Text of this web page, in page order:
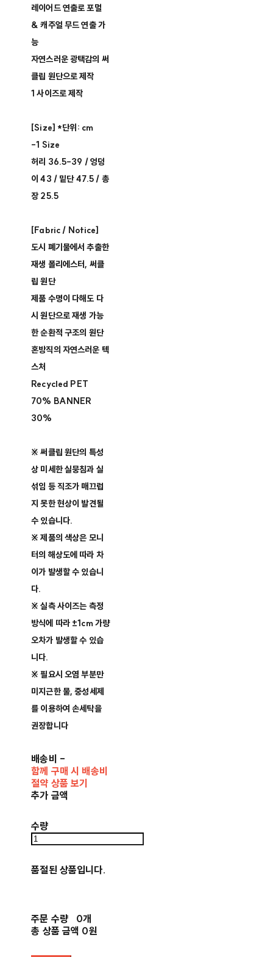
레이어드 연출로 포멀
& 캐주얼 무드 연출 가
능
자연스러운 광택감의 써
클립 원단으로 제작
1 사이즈로 제작
[Size] *단위: cm
-1 Size
허리 36.5-39 / 엉덩
이 43 / 밑단 47.5 / 총
장 25.5
[Fabric / Notice]
도시 폐기물에서 추출한
재생 폴리에스터, 써클
립 원단
제품 수명이 다해도 다
시 원단으로 재생 가능
한 순환적 구조의 원단
혼방직의 자연스러운 텍
스처
Recycled PET
70% BANNER
30%
※ 써클립 원단의 특성
상 미세한 실뭉침과 실
섞임 등 직조가 매끄럽
지 못한 현상이 발견될
수 있습니다.
※ 제품의 색상은 모니
터의 해상도에 따라 차
이가 발생할 수 있습니
다.
※ 실측 사이즈는 측정
방식에 따라 ±1cm 가량
오차가 발생할 수 있습
니다.
※ 필요시 오염 부분만
미지근한 물, 중성세제
를 이용하여 손세탁을
권장합니다
배송비 -
함께 구매 시 배송비
절약 상품 보기
추가 금액
수량
품절된 상품입니다.
주문 수량
0개
총 상품 금액 0원